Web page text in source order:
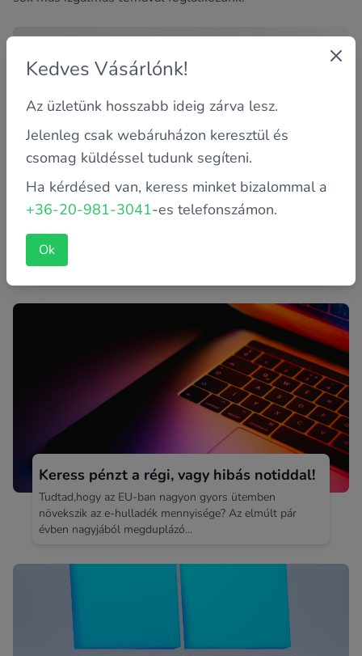
Miért töltődik lassan a laptopod? Így
derítsd ki az okát
Ismerős helyzet, amikor bedugod a töltőt, de az
akkumulátor százaléka szinte alig akar feljebb menni?
Sok felhasználó ta...
Keress pénzt a régi, vagy hibás notiddal!
Tudtad,hogy az EU-ban nagyon gyors ütemben
növekszik az e-hulladék mennyisége? Az elmúlt pár
évben nagyjából megduplázó...
Kedves Vásárlónk!
Az üzletünk hosszabb ideig zárva lesz.
Jelenleg csak webáruházon keresztül és
csomag küldéssel tudunk segíteni.
Ha kérdésed van, keress minket bizalommal a
+36-20-981-3041-es telefonszámon.
Ok